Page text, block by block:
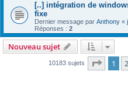
[..] intégration de
fixe
Dernier message par Anthony «
Réponses : 2
Nouveau sujet
10183 sujets Page 1
1 2